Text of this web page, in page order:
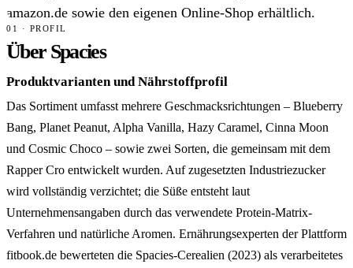
amazon.de sowie den eigenen Online-Shop erhältlich.
01 · PROFIL
Über Spacies
Produktvarianten und Nährstoffprofil
Das Sortiment umfasst mehrere Geschmacksrichtungen – Blueberry
Bang, Planet Peanut, Alpha Vanilla, Hazy Caramel, Cinna Moon
und Cosmic Choco – sowie zwei Sorten, die gemeinsam mit dem
Rapper Cro entwickelt wurden. Auf zugesetzten Industriezucker
wird vollständig verzichtet; die Süße entsteht laut
Unternehmensangaben durch das verwendete Protein-Matrix-
Verfahren und natürliche Aromen. Ernährungsexperten der Plattform
fitbook.de bewerteten die Spacies-Cerealien (2023) als verarbeitetes